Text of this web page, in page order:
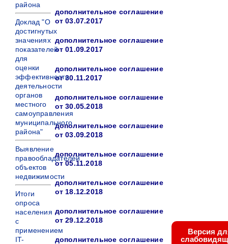
дополнительное соглашение
от 03.07.2017
дополнительное соглашение
от 01.09.2017
дополнительное соглашение
от 30.11.2017
дополнительное соглашение
от 30.05.2018
дополнительное соглашение
от 03.09.2018
дополнительное соглашение
от 05.11.2018
дополнительное соглашение
от 18.12.2018
дополнительное соглашение
от 29.12.2018
дополнительное соглашение
района
Доклад "О
достигнутых
значениях
показателей
для
оценки
эффективности
деятельности
органов
местного
самоуправления
муниципального
района"
Выявление
правообладателей
объектов
недвижимости
Итоги
опроса
населения
с
применением
IT-
Версия